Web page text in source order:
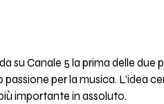
su Canale 5 la prima delle
passione per la musica. L’idea
importante in assoluto.